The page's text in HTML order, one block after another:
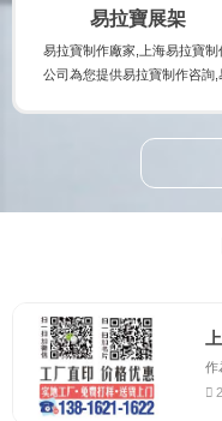
宣傳冊印刷時(shí)的注意事項
ng),印刷出讓您滿意...
易拉寶展架
易拉寶制作廠家,上海易拉寶制
公司為您提供易拉寶制作咨詢,
您實(shí)時(shí)了解易拉寶制